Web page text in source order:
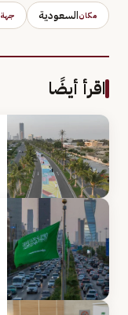
مكانالسعودية جهة
اقرأ أيضًا